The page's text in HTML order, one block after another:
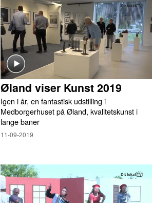
Øland viser Kunst 2019
Igen i år, en fantastisk udstilling i
Medborgerhuset på Øland, kvalitetskunst i
lange baner
11-09-2019